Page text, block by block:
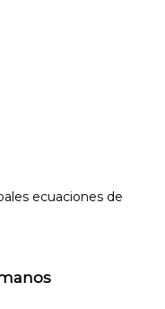
ecuaciones de